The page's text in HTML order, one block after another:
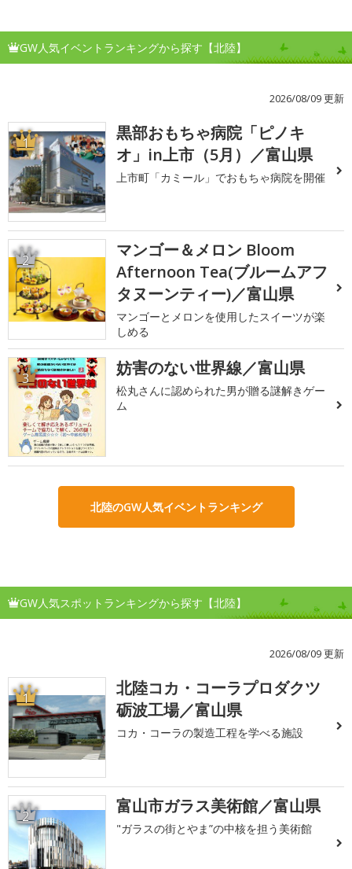
GW人気イベントランキングから探す【北陸】
2026/08/09 更新
1
黒部おもちゃ病院「ピノキ
オ」in上市（5月）／富山県
上市町「カミール」でおもちゃ病院を開催
2
マンゴー＆メロン Bloom
Afternoon Tea(ブルームアフ
タヌーンティー)／富山県
マンゴーとメロンを使用したスイーツが楽
しめる
3 妨害のない世界線／富山県
松丸さんに認められた男が贈る謎解きゲー
ム
北陸のGW人気イベントランキング
GW人気スポットランキングから探す【北陸】
2026/08/09 更新
1
北陸コカ・コーラプロダクツ
砺波工場／富山県
コカ・コーラの製造工程を学べる施設
2 富山市ガラス美術館／富山県
"ガラスの街とやま”の中核を担う美術館